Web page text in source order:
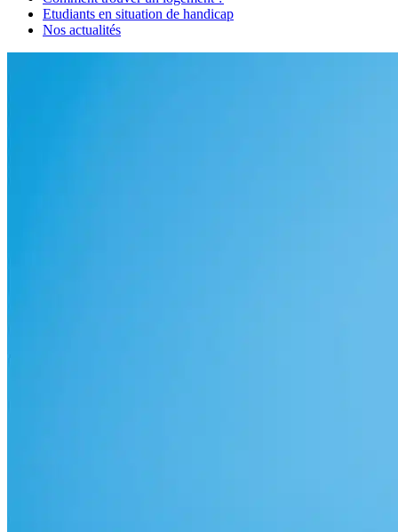
Etudiants en situation de handicap
Nos actualités